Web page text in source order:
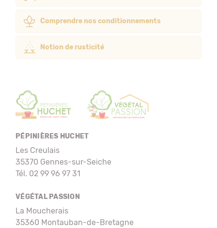
Comprendre nos conditionnements
Notion de rusticité
PÉPINIÈRES HUCHET
Les Creulais
35370 Gennes-sur-Seiche
Tél. 02 99 96 97 31
VÉGÉTAL PASSION
La Moucherais
35360 Montauban-de-Bretagne